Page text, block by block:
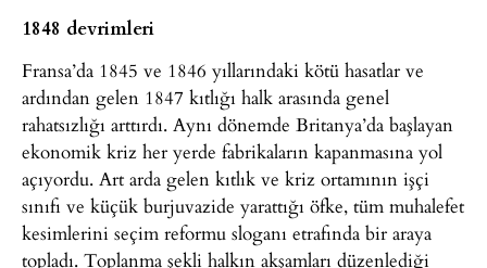
1848 devrimleri
Fransa’da 1845 ve 1846 yıllarındaki kötü hasatlar ve
ardından gelen 1847 kıtlığı halk arasında genel
rahatsızlığı arttırdı. Aynı dönemde Britanya’da başlayan
ekonomik kriz her yerde fabrikaların kapanmasına yol
açıyordu. Art arda gelen kıtlık ve kriz ortamının işçi
sınıfı ve küçük burjuvazide yarattığı öfke, tüm muhalefet
kesimlerini seçim reformu sloganı etrafında bir araya
topladı. Toplanma şekli halkın akşamları düzenlediği